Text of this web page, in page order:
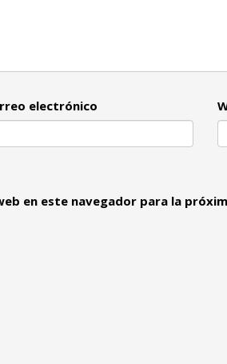
electrónico
en este navegador para la